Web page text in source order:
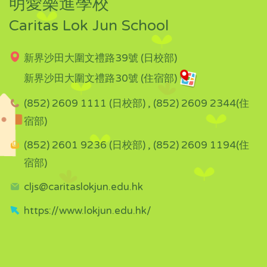
Caritas Lok Jun School
新界沙田大圍文禮路39號 (日校部)
新界沙田大圍文禮路30號 (住宿部)
(852) 2609 1111 (日校部) , (852) 2609 2344(住
宿部)
(852) 2601 9236 (日校部) , (852) 2609 1194(住
宿部)
cljs@caritaslokjun.edu.hk
https://www.lokjun.edu.hk/